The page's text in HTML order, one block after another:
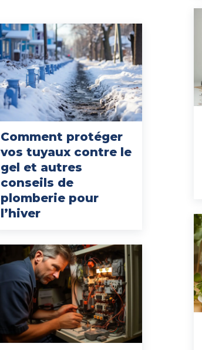
Comment protéger
vos tuyaux contre le
gel et autres
conseils de
plomberie pour
l’hiver